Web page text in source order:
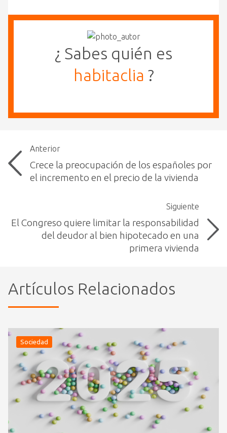
¿ Sabes quién es
habitaclia ?
Anterior
Crece la preocupación de los españoles por
el incremento en el precio de la vivienda
Siguiente
El Congreso quiere limitar la responsabilidad
del deudor al bien hipotecado en una
primera vivienda
Artículos Relacionados
Sociedad